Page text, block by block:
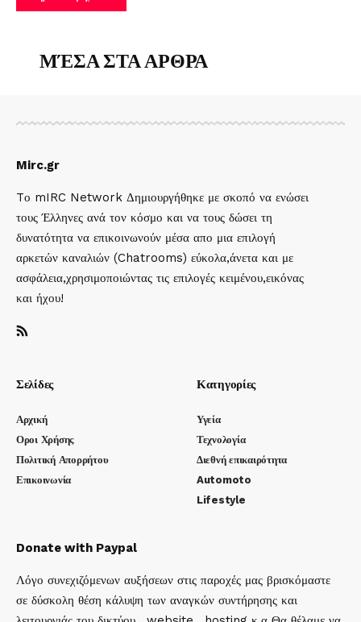
ΜΈΣΑ ΣΤΑ ΑΡΘΡΑ
Mirc.gr
Tο mIRC Network Δημιουργήθηκε με σκοπό να ενώσει
τους Έλληνες ανά τον κόσμο και να τους δώσει τη
δυνατότητα να επικοινωνούν μέσα απο μια επιλογή
αρκετών καναλιών (Chatrooms) εύκολα,άνετα και με
ασφάλεια,χρησιμοποιώντας τις επιλογές κειμένου,εικόνας
και ήχου!
Σελίδες
Αρχική
Οροι Χρήσης
Πολιτική Απορρήτου
Επικοινωνία
Κατηγορίες
Υγεία
Τεχνολογία
Διεθνή επικαιρότητα
Automoto
Lifestyle
Donate with Paypal
Λόγο συνεχιζόμενων αυξήσεων στις παροχές μας βρισκόμαστε
σε δύσκολη θέση κάλυψη των αναγκών συντήρησης και